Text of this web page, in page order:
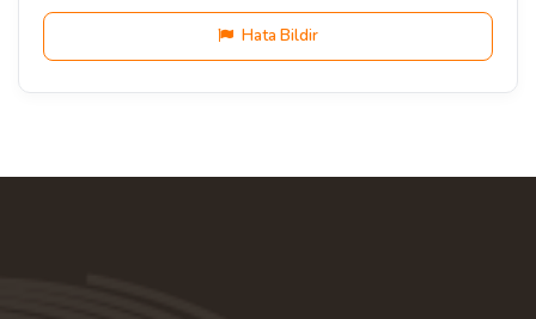
Hata Bildir